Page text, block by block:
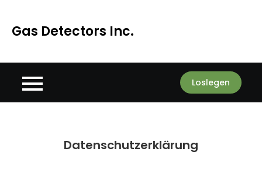
content
Gas Detectors Inc.
Loslegen
Datenschutzerklärung